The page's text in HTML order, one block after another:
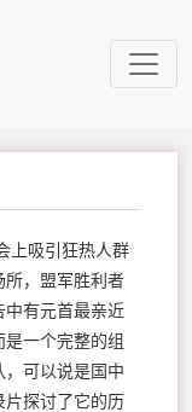
上吸引狂热人群
所，盟军胜利者
中有元首最亲近
一个完整的组
可以说是国中
片探讨了它的历